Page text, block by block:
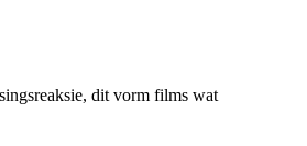
dit vorm films wat